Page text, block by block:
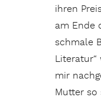
ihren
am Ende
schmale
Literatur“
mir
Mutter